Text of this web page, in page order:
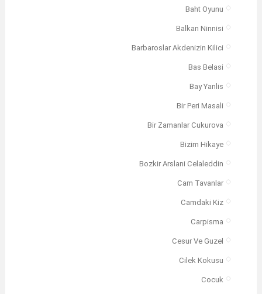
Baht Oyunu
Balkan Ninnisi
Barbaroslar Akdenizin Kilici
Bas Belasi
Bay Yanlis
Bir Peri Masali
Bir Zamanlar Cukurova
Bizim Hikaye
Bozkir Arslani Celaleddin
Cam Tavanlar
Camdaki Kiz
Carpisma
Cesur Ve Guzel
Cilek Kokusu
Cocuk